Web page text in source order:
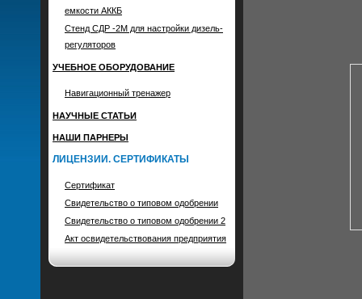
емкости АККБ
Стенд СДР -2М для настройки дизель-
регуляторов
УЧЕБНОЕ ОБОРУДОВАНИЕ
Навигационный тренажер
НАУЧНЫЕ СТАТЬИ
НАШИ ПАРНЕРЫ
ЛИЦЕНЗИИ. СЕРТИФИКАТЫ
Сертификат
Свидетельство о типовом одобрении
Свидетельство о типовом одобрении 2
Акт освидетельствования предприятия